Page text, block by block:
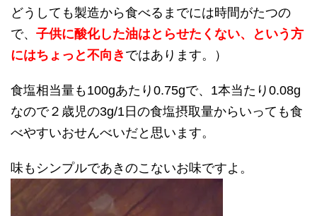
どうしても製造から食べるまでには時間がたつの
で、 子供に酸化した油はとらせたくない、という方
にはちょっと不向き ではあります。）
食塩相当量も100gあたり0.75gで、1本当たり0.08g
なので２歳児の3g/1日の食塩摂取量からいっても食
べやすいおせんべいだと思います。
味もシンプルであきのこないお味ですよ。